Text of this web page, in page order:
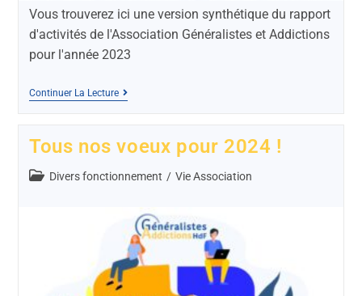
Vous trouverez ici une version synthétique du rapport
d'activités de l'Association Généralistes et Addictions
pour l'année 2023
Continuer La Lecture
Tous nos voeux pour 2024 !
Divers fonctionnement / Vie Association